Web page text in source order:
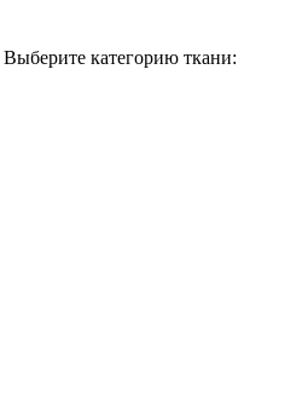
категорию ткани: